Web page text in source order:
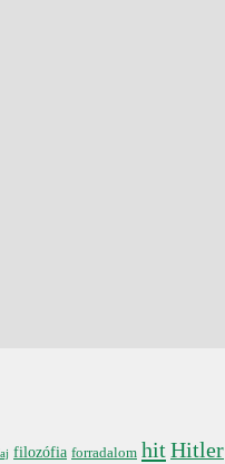
filozófia forradalom hitHitler